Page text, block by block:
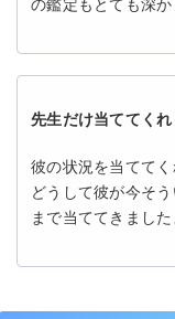
の鑑定もとても深か
先生だけ当ててくれ
彼の状況を当てて
どうして彼が今そ
まで当ててきまし